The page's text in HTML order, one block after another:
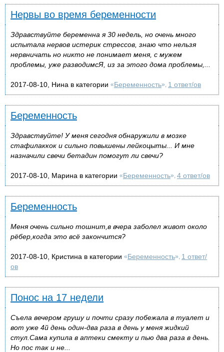
Нервы во время беременности
Здравствуйте беременна я 30 недель, но очень много
испытала нервов истерик стрессов, знаю что нельзя
нервничать но никто не понимает меня, с мужем
проблемы, уже разводимсЯ, из за этого дома проблемы,...
2017-08-10, Нина в категории «Беременность», 1 ответ/ов
Беременность
Здравствуйте! У меня сегодня обнаружили в мозке
стафилаккок и сильно повышены лейкоцыты... И мне
назначили свечи бетадин помогут ли свечи?
2017-08-10, Марина в категории «Беременность», 4 ответ/ов
Беременность
Меня очень сильно тошнит,в вчера заболел живот около
рёбер,когда это всё закончится?
2017-08-10, Кристина в категории «Беременность», 1 ответ/
ов
Понос на 17 недели
Съела вечером грушу и почти сразу побежала в туалет и
вот уже 4й день один-два раза в день у меня жидкий
стул.Сама купила в аптеки смекту и пью два раза в день.
Но пос так и не...